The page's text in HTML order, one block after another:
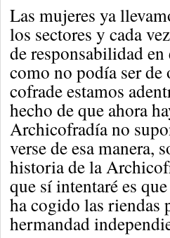
Las mujeres ya
los sectores y cada
de responsabilidad
como no podía ser
cofrade estamos
hecho de que ahora
Archicofradía no
verse de esa manera,
historia de la
que sí intentaré es
ha cogido las riendas
hermandad